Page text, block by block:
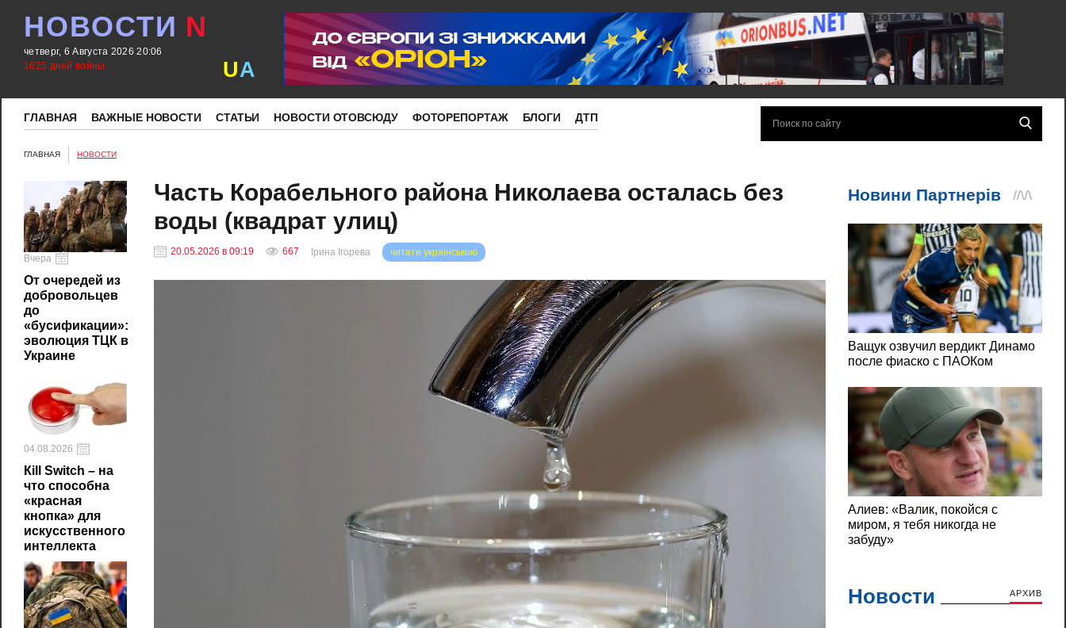
НОВОСТИ N
четверг, 6 Августа 2026 20:06
1625 дней войны
UA
ГЛАВНАЯ ВАЖНЫЕ НОВОСТИ СТАТЬИ НОВОСТИ ОТОВСЮДУ ФОТОРЕПОРТАЖ БЛОГИ ДТП
ГЛАВНАЯ НОВОСТИ
Вчера
От очередей из
добровольцев
до
«бусификации»:
эволюция ТЦК в
Украине
04.08.2026
Кill Switch – на
что способна
«красная
кнопка» для
искусственного
интеллекта
Часть Корабельного района Николаева осталась без
воды (квадрат улиц)
20.05.2026 в 09:19 667 читати українською
Ірина Ігорева
Новости АРХИВ